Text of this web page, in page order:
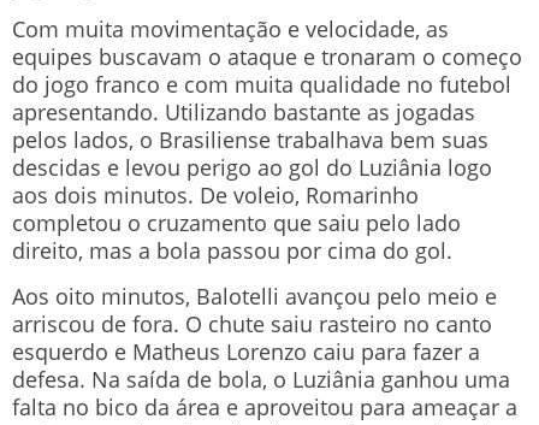
Com muita movimentação e velocidade, as
equipes buscavam o ataque e tronaram o começo
do jogo franco e com muita qualidade no futebol
apresentando. Utilizando bastante as jogadas
pelos lados, o Brasiliense trabalhava bem suas
descidas e levou perigo ao gol do Luziânia logo
aos dois minutos. De voleio, Romarinho
completou o cruzamento que saiu pelo lado
direito, mas a bola passou por cima do gol.
Aos oito minutos, Balotelli avançou pelo meio e
arriscou de fora. O chute saiu rasteiro no canto
esquerdo e Matheus Lorenzo caiu para fazer a
defesa. Na saída de bola, o Luziânia ganhou uma
falta no bico da área e aproveitou para ameaçar a